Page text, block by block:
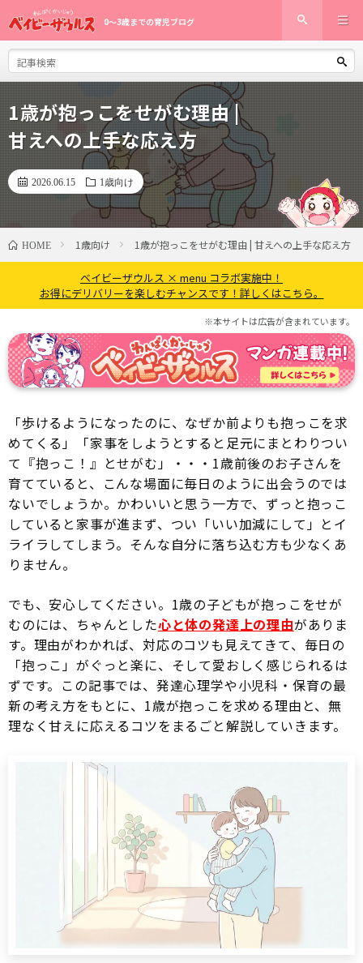
0〜3歳までの育児ブログ
1歳が抱っこをせがむ理由 |
甘えへの上手な応え方
2026.06.15 1歳向け
HOME 1歳向け 1歳が抱っこをせがむ理由 | 甘えへの上手な応え方
ベイビーザウルス × menu コラボ実施中！
お得にデリバリーを楽しむチャンスです！詳しくはこちら。
※本サイトは広告が含まれています。
「歩けるようになったのに、なぜか前よりも抱っこを求
めてくる」「家事をしようとすると足元にまとわりつい
て『抱っこ！』とせがむ」・・・1歳前後のお子さんを
育てていると、こんな場面に毎日のように出会うのでは
ないでしょうか。かわいいと思う一方で、ずっと抱っこ
していると家事が進まず、つい「いい加減にして」とイ
ライラしてしまう。そんな自分に落ち込む方も少なくあ
りません。
でも、安心してください。1歳の子どもが抱っこをせが
むのには、ちゃんとした心と体の発達上の理由がありま
す。理由がわかれば、対応のコツも見えてきて、毎日の
「抱っこ」がぐっと楽に、そして愛おしく感じられるは
ずです。この記事では、発達心理学や小児科・保育の最
新の考え方をもとに、1歳が抱っこを求める理由と、無
理なく甘えに応えるコツをまるごと解説していきます。